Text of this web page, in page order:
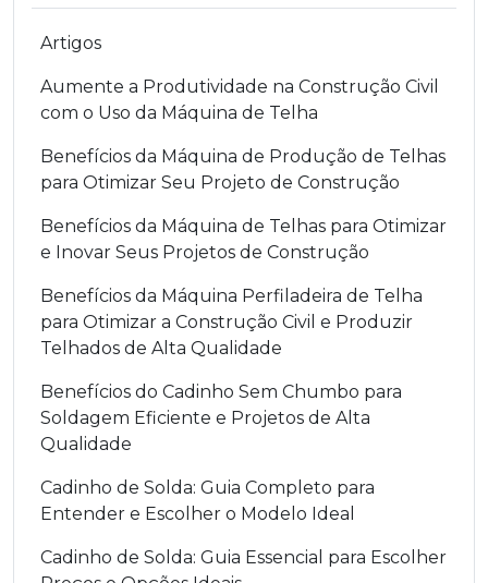
Artigos
Aumente a Produtividade na Construção Civil
com o Uso da Máquina de Telha
Benefícios da Máquina de Produção de Telhas
para Otimizar Seu Projeto de Construção
Benefícios da Máquina de Telhas para Otimizar
e Inovar Seus Projetos de Construção
Benefícios da Máquina Perfiladeira de Telha
para Otimizar a Construção Civil e Produzir
Telhados de Alta Qualidade
Benefícios do Cadinho Sem Chumbo para
Soldagem Eficiente e Projetos de Alta
Qualidade
Cadinho de Solda: Guia Completo para
Entender e Escolher o Modelo Ideal
Cadinho de Solda: Guia Essencial para Escolher